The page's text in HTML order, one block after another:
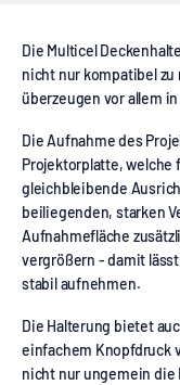
Die Multicel
nicht nur kompatibel zu
überzeugen vor allem
Die Aufnahme des
Projektorplatte, welche
gleichbleibende
beiliegenden, starken
Aufnahmefläche
vergrößern - damit
stabil aufnehmen.
Die Halterung bietet
einfachem Knopfdruck
nicht nur ungemein die